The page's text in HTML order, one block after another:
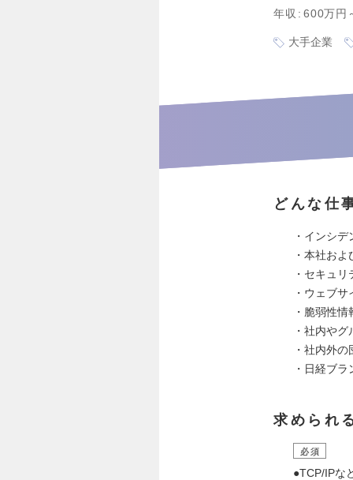
年収 600万円
大手企業
どんな仕
・インシ
・本社お
・セキュ
・ウェブ
・脆弱性
・社内や
・社内外
・日経ブ
求められ
必須
●TCP/IPな